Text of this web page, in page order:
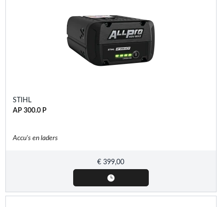
STIHL
AP 300.0 P
Accu's en laders
€ 399,00